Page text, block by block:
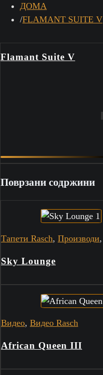
ДОМА
FLAMANT SUITE V
Flamant Suite V
Поврзани содржини
Тапети Rasch, Производи,
Sky Lounge
Видео, Видео Rasch
African Queen III